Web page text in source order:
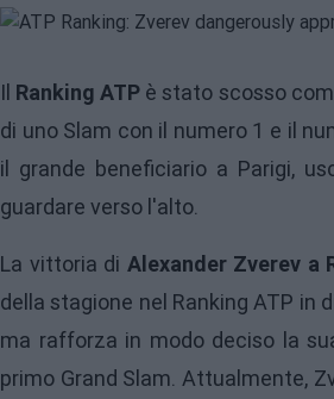
Il Ranking ATP è stato scosso
di uno Slam con il numero 1 e il
il grande beneficiario a Parigi,
guardare verso l'alto.
La vittoria di Alexander Zverev a
della stagione nel Ranking ATP in
ma rafforza in modo deciso la
primo Grand Slam. Attualmente,